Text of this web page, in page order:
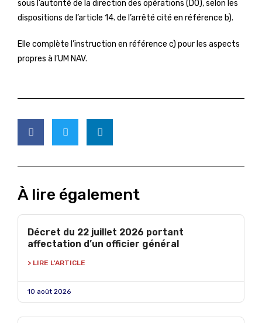
sous l’autorité de la direction des opérations (DO), selon les
dispositions de l’article 14. de l’arrêté cité en référence b).
Elle complète l’instruction en référence c) pour les aspects
propres à l’UM NAV.
À lire également
Décret du 22 juillet 2026 portant
affectation d’un officier général
> LIRE L'ARTICLE
10 août 2026